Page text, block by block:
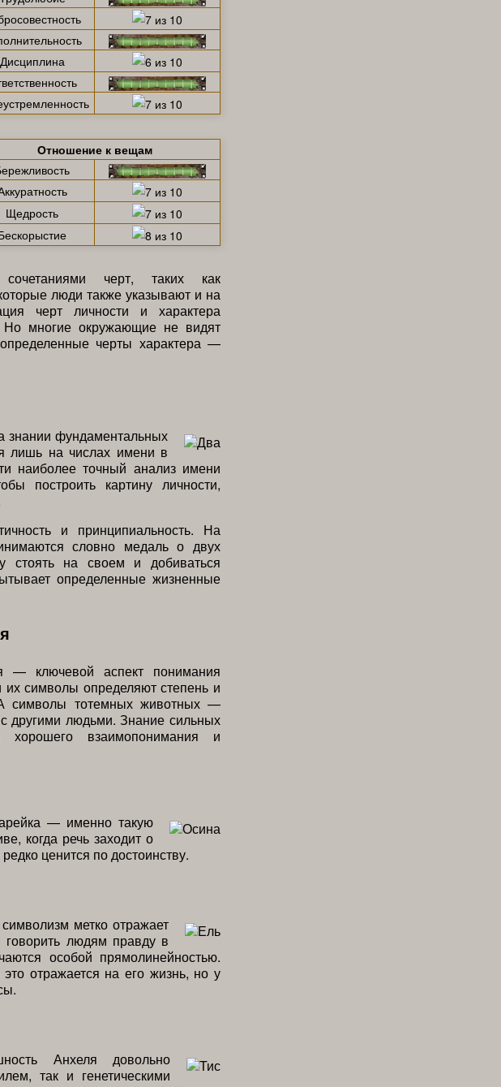
Дисциплина
Отношение к вещам
Щедрость
черт, таких как
люди также указывают и на
черт личности и характера
Но многие окружающие не видят
черты характера —
знании фундаментальных
лишь на числах имени в
наиболее точный анализ имени
построить картину личности,
и принципиальность. На
словно медаль о двух
стоять на своем и добиваться
определенные жизненные
— ключевой аспект понимания
символы определяют степень и
символы тотемных животных —
другими людьми. Знание сильных
взаимопонимания и
— именно такую
когда речь заходит о
ценится по достоинству.
метко отражает
людям правду в
особой прямолинейностью.
отражается на его жизнь, но у
Анхеля довольно
так и генетическими